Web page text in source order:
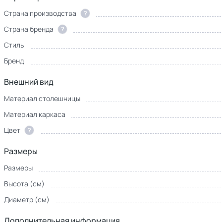
Страна производства ?
Страна бренда
?
Стиль
Бренд
Внешний вид
Материал столешницы
Материал каркаса
Цвет
?
Размеры
Размеры
Высота (см)
Диаметр (см)